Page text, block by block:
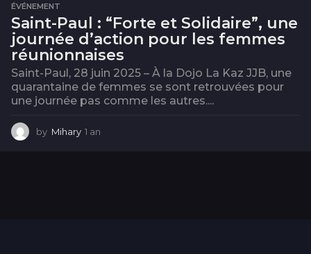
ÉVÉNEMENT
Saint-Paul : “Forte et Solidaire”, une
journée d’action pour les femmes
réunionnaises
Saint-Paul, 28 juin 2025 – À la Dojo La Kaz JJB, une
quarantaine de femmes se sont retrouvées pour
une journée pas comme les autres....
by Mihary 1 an